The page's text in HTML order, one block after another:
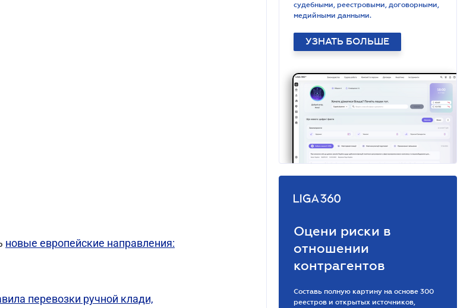
новые европейские направления:
перевозки ручной клади,
судебными, реестровыми, договорными,
медийными данными.
УЗНАТЬ БОЛЬШЕ
Оцени риски в
отношении
контрагентов
Составь полную картину на основе 300
реестров и открытых источников,